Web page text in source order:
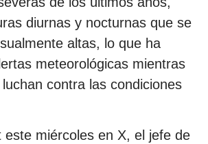
diurnas y nocturnas que se
altas, lo que ha
meteorológicas mientras
contra las condiciones
este miércoles en X, el jefe de